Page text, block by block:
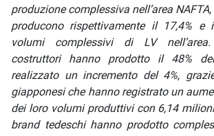
produzione complessiva nell’area
producono rispettivamente il 17,4% e
volumi complessivi di LV
costruttori hanno prodotto il 48%
realizzato un incremento del 4%,
giapponesi che hanno registrato un
dei loro volumi produttivi con 6,14
brand tedeschi hanno prodotto